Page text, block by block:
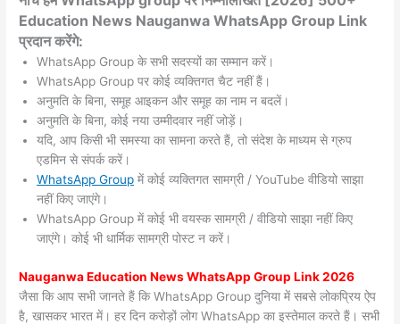
Education News Nauganwa WhatsApp Group Link
प्रदान करेंगे:
WhatsApp Group के सभी सदस्यों का सम्मान करें।
WhatsApp Group पर कोई व्यक्तिगत चैट नहीं हैं।
अनुमति के बिना, समूह आइकन और समूह का नाम न बदलें।
अनुमति के बिना, कोई नया उम्मीदवार नहीं जोड़ें।
यदि, आप किसी भी समस्या का सामना करते हैं, तो संदेश के माध्यम से ग्रुप
एडमिन से संपर्क करें।
WhatsApp Group में कोई व्यक्तिगत सामग्री / YouTube वीडियो साझा
नहीं किए जाएंगे।
WhatsApp Group में कोई भी वयस्क सामग्री / वीडियो साझा नहीं किए
जाएंगे। कोई भी धार्मिक सामग्री पोस्ट न करें।
NauganwaEducation News WhatsApp Group Link 2026
जैसा कि आप सभी जानते हैं कि WhatsApp Group दुनिया में सबसे लोकप्रिय ऐप
है, खासकर भारत में। हर दिन करोड़ों लोग WhatsApp का इस्तेमाल करते हैं। सभी